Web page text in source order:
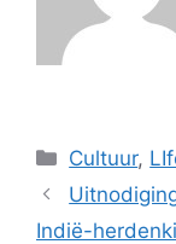
Cultuur,
Indië-